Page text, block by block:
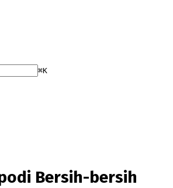
⌘K
Bersih-bersih